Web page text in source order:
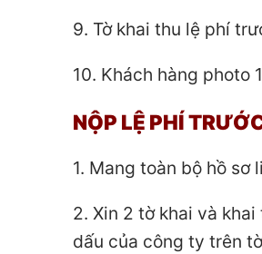
9. Tờ khai thu lệ phí
10. Khách hàng photo
NỘP LỆ PHÍ
1. Mang toàn bộ hồ
2. Xin 2 tờ khai và
dấu của công ty trên